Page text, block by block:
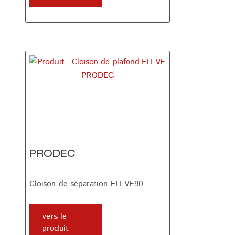
PRODEC
Cloison de séparation FLI-VE90
vers le
produit